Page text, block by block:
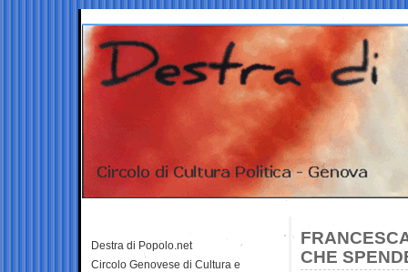
CHE
Destra di Popolo.net
Circolo Genovese di Cultura e